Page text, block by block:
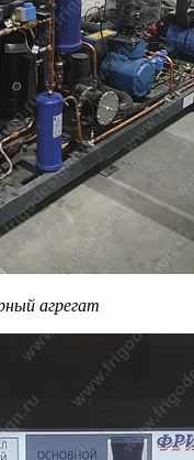
агрегат